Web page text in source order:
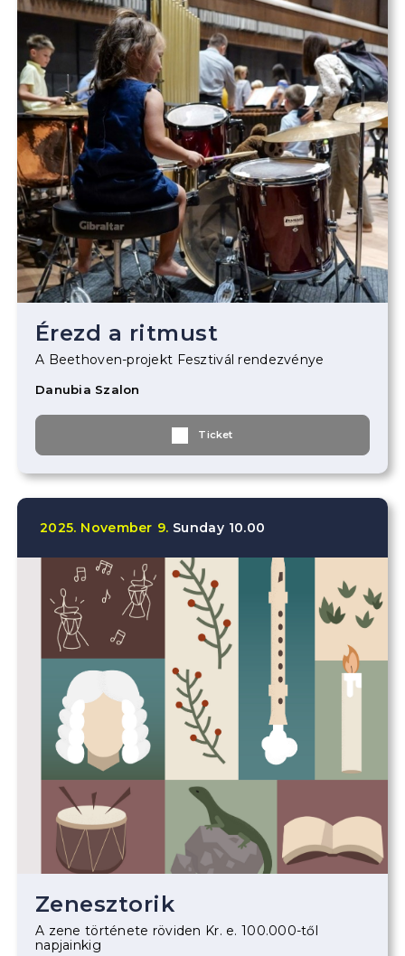
Érezd a ritmust
A Beethoven-projekt Fesztivál rendezvénye
Danubia Szalon
Ticket
2025. November 9. Sunday 10.00
Zenesztorik
A zene története röviden Kr. e. 100.000-től
napjainkig